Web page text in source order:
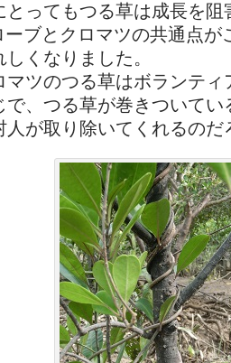
とってもつる草は成長を
ブとクロマツの共通点が
くなりました。
マツのつる草はボランテ
で、つる草が巻きついて
人が取り除いてくれるの